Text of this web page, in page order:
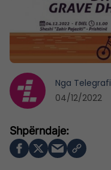
Nga Telegrafi
04/12/2022